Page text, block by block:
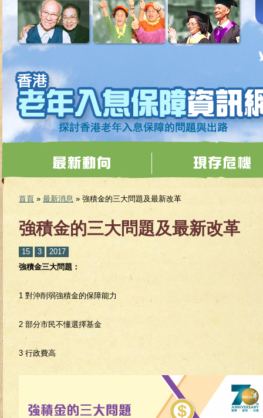
移至主內容
您在這裡
首頁 » 最新消息 » 強積金的三大問題及最新改革
強積金的三大問題及最新改革
15 3
2017
強積金三大問題：
1 對沖削弱強積金的保障能力
2 部分市民不懂選擇基金
3 行政費高